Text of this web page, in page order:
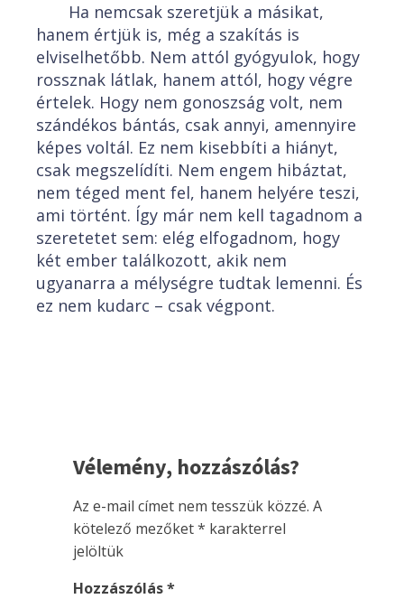
Ha nemcsak szeretjük a másikat,
hanem értjük is, még a szakítás is
elviselhetőbb. Nem attól gyógyulok, hogy
rossznak látlak, hanem attól, hogy végre
értelek. Hogy nem gonoszság volt, nem
szándékos bántás, csak annyi, amennyire
képes voltál. Ez nem kisebbíti a hiányt,
csak megszelídíti. Nem engem hibáztat,
nem téged ment fel, hanem helyére teszi,
ami történt. Így már nem kell tagadnom a
szeretetet sem: elég elfogadnom, hogy
két ember találkozott, akik nem
ugyanarra a mélységre tudtak lemenni. És
ez nem kudarc – csak végpont.
Vélemény, hozzászólás?
Az e-mail címet nem tesszük közzé. A
kötelező mezőket* karakterrel
jelöltük
Hozzászólás*